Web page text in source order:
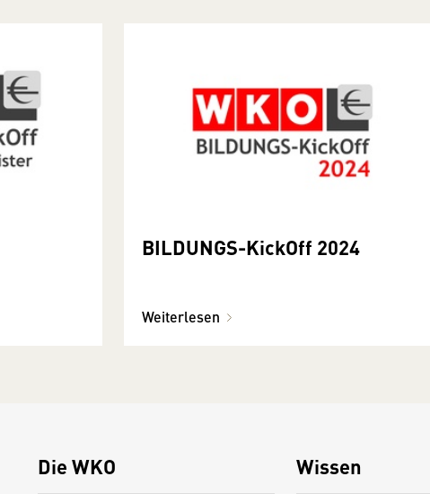
BILDUNGS-KickOff 2024
Weiterlesen
Die WKO Wissen